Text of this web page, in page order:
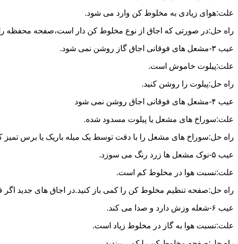
علت:هوای زیادی به مخلوط کن وارد می شود.
راه حل:در صورتی که اجاق از نوع مخلوط کن دار است،صفحه محفظه را
عیب ۳-مشعل های فوقانی اجاق گاز روشن نمی شود.
علت:پیلوت خاموش است.
راه حل:پیلوت را روشن کنید.
عیب ۴-مشعل های فوقانی اجاق روشن نمی شود
علت:سوراخ های مشعل یا پیلوت مسدود شده.
راه حل:سوراخ های مشعل را با دقت توسط یک میله باریک یا برس تمیز
عیب ۵-نوک مشعل ها زرد رنگ می سوزد.
علت:نسبت هوا در مخلوط کم است.
راه حل:صفحه تنظیم مخلوط کن را کمی باز کنید.در اجاق های جدید اگر
عیب ۶-شعله وزش دارد و صدا می کند.
علت:نسبت هوا به گاز در مخلوط زیاد است.